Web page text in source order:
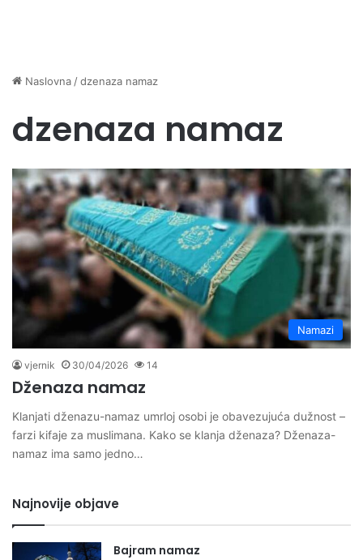
Naslovna /dzenaza namaz
dzenaza namaz
Namazi
vjernik 30/04/2026 14
Dženaza namaz
Klanjati dženazu-namaz umrloj osobi je obavezujuća dužnost –
farzi kifaje za muslimana. Kako se klanja dženaza? Dženaza-
namaz ima samo jedno…
Najnovije objave
Bajram namaz